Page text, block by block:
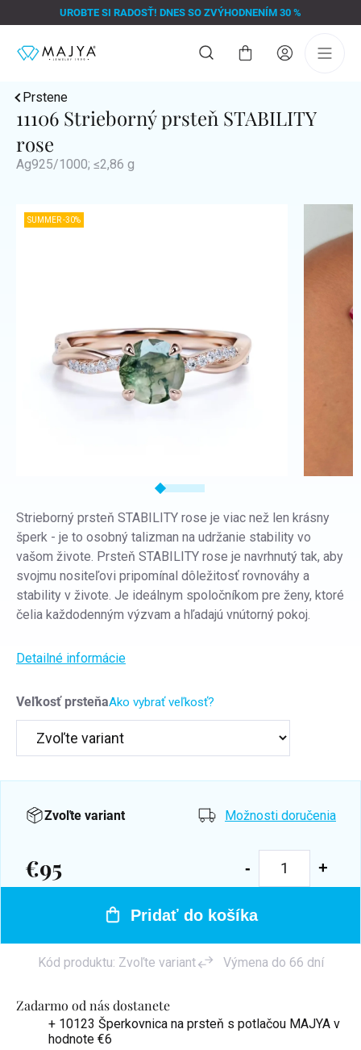
na
UROBTE SI RADOSŤ! DNES SO ZVÝHODNENÍM 30 %
Nákupný
Prstene
11106 Strieborný prsteň STABILITY
rose
Ag925/1000; ≤2,86 g
SUMMER -30%
Veľkosť prsteňaAko vybrať veľkosť?
Zadarmo od nás dostanete
+ 10123 Šperkovnica na prsteň s potlačou MAJYA v
hodnote €6
Strieborný prsteň STABILITY rose je viac než len krásny
šperk - je to osobný talizman na udržanie stability vo
vašom živote. Prsteň STABILITY rose je navrhnutý tak, aby
svojmu nositeľovi pripomínal dôležitosť rovnováhy a
stability v živote. Je ideálnym spoločníkom pre ženy, ktoré
čelia každodenným výzvam a hľadajú vnútorný pokoj.
Detailné informácie
Zvoľte variant Možnosti doručenia
€95
Jednotková
Pridať do košíka
Kód produktu: Zvoľte variant Výmena do 66 dní